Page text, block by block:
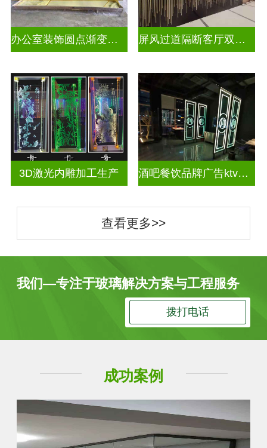
办公室装饰圆点渐变彩绘打印玻璃 屏风过道隔断客厅双面磨砂透光uv打印玻璃
3D激光内雕加工生产 酒吧餐饮品牌广告ktv激光内雕发光艺术玻璃
查看更多>>
我们—专注于玻璃解决方案与工程服务
拨打电话
成功案例